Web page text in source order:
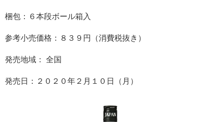
梱包：６本段ボール箱入
参考小売価格：８３９円（消費税抜き）
発売地域： 全国
発売日：２０２０年２月１０日（月）